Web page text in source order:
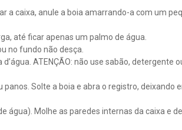
a caixa, anule a boia amarrando-a com um
até ficar apenas um palmo de água.
no fundo não desça.
ATENÇÃO: não use sabão, detergente
Solte a boia e abra o registro, deixando
água). Molhe as paredes internas da caixa e